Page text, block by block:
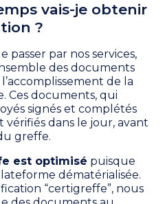
vais-je obtenir
?
passer par nos services,
des documents
de la
Ces documents, qui
signés et complétés
vérifiés dans le jour, avant
greffe.
est optimisé puisque
dématérialisée.
“certigreffe”, nous